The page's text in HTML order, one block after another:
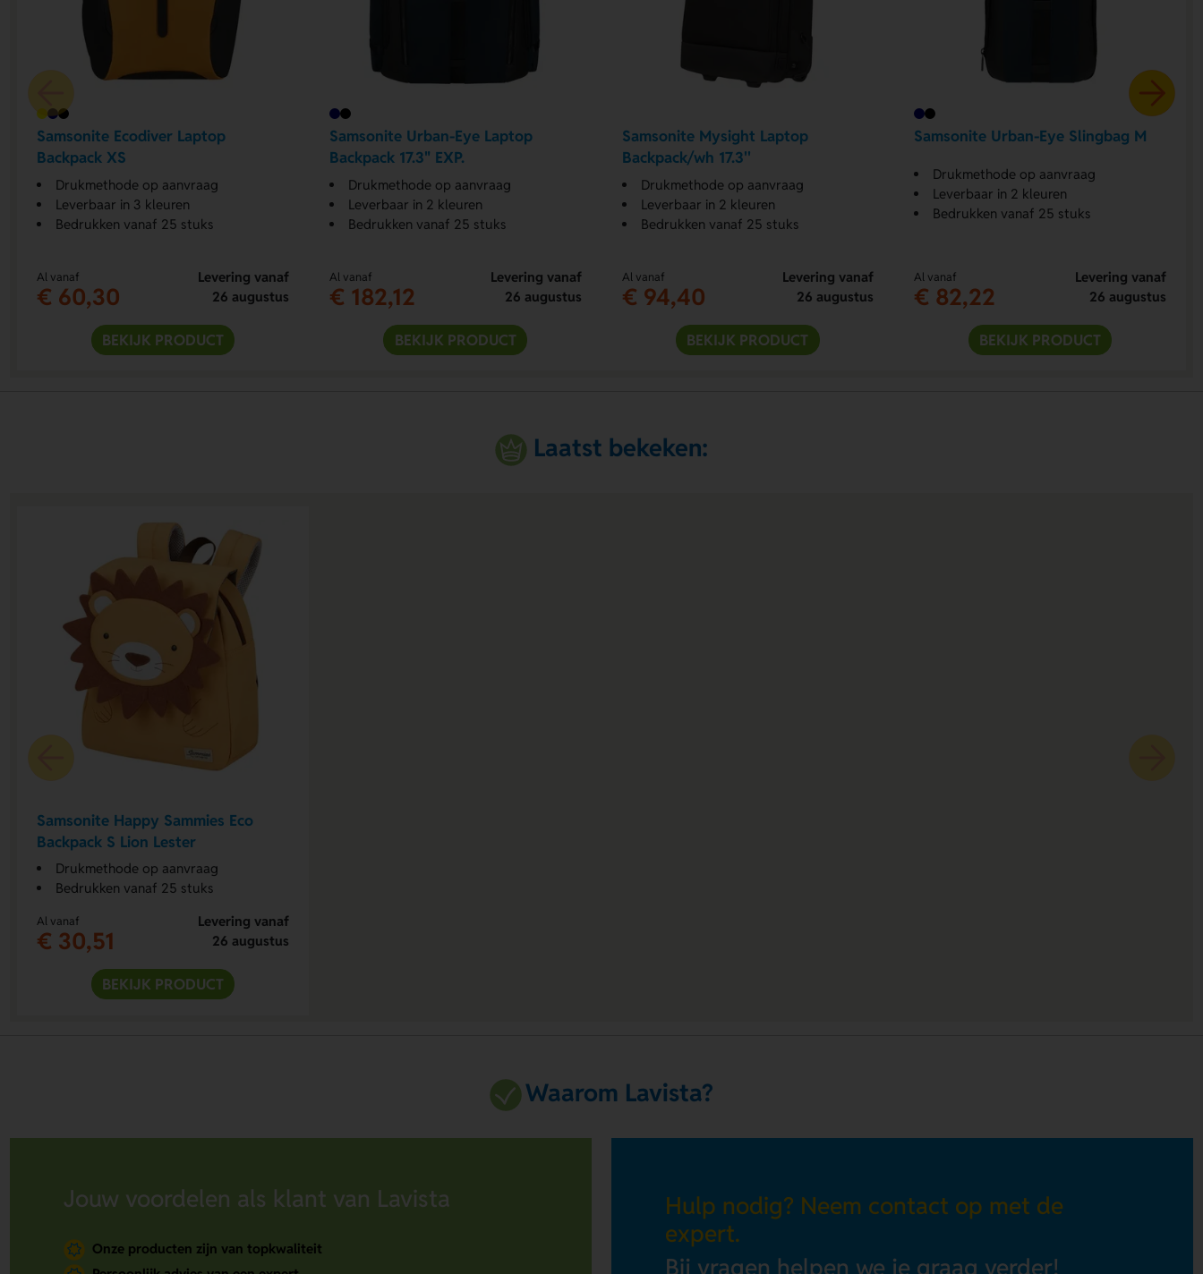
Samsonite Ecodiver Laptop
Backpack XS
Drukmethode op aanvraag
Leverbaar in 3 kleuren
Bedrukken vanaf 25 stuks
Al vanaf
€ 60,30
Levering vanaf
26 augustus
BEKIJK PRODUCT
Samsonite Urban-Eye Laptop
Backpack 17.3" EXP.
Drukmethode op aanvraag
Leverbaar in 2 kleuren
Bedrukken vanaf 25 stuks
Al vanaf
€ 182,12
Levering vanaf
26 augustus
BEKIJK PRODUCT
Samsonite Mysight Laptop
Backpack/wh 17.3''
Drukmethode op aanvraag
Leverbaar in 2 kleuren
Bedrukken vanaf 25 stuks
Al vanaf
€ 94,40
Levering vanaf
26 augustus
BEKIJK PRODUCT
Samsonite Urban-Eye Slingbag M
Drukmethode op aanvraag
Leverbaar in 2 kleuren
Bedrukken vanaf 25 stuks
Al vanaf
€ 82,22
Levering vanaf
26 augustus
BEKIJK PRODUCT
Laatst bekeken:
Samsonite Happy Sammies Eco
Backpack S Lion Lester
Drukmethode op aanvraag
Bedrukken vanaf 25 stuks
Al vanaf
€ 30,51
Levering vanaf
26 augustus
BEKIJK PRODUCT
Waarom Lavista?
Jouw voordelen als klant van Lavista
Onze producten zijn van topkwaliteit
Hulp nodig? Neem contact op met de
expert.
Bij vragen helpen we je graag verder!